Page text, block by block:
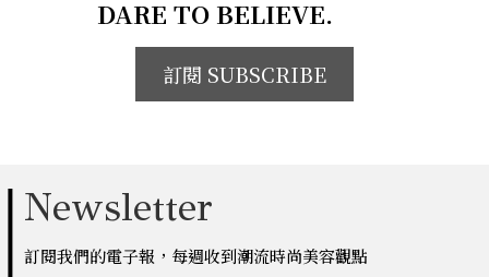
DARE TO BELIEVE.
訂閱 SUBSCRIBE
Newsletter
訂閱我們的電子報，每週收到潮流時尚美容觀點